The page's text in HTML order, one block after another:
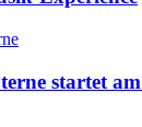
startet